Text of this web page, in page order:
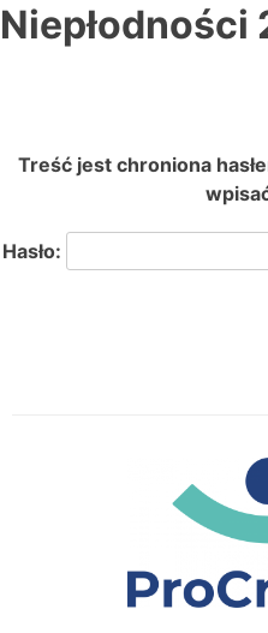
Niepłodności
Treść jest chroniona
Hasło: